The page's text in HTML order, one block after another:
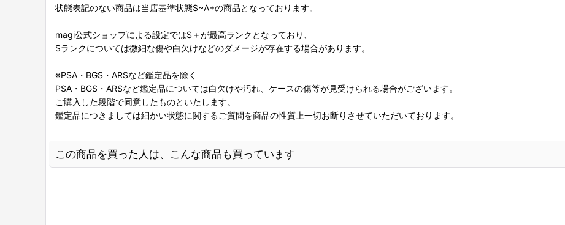
状態表記のない商品は当店基準状態S~A+の商品となっております。
magi公式ショップによる設定ではS＋が最高ランクとなっており、
Sランクについては微細な傷や白欠けなどのダメージが存在する場合があります。
※PSA・BGS・ARSなど鑑定品を除く
PSA・BGS・ARSなど鑑定品については白欠けや汚れ、ケースの傷等が見受けられる場合がございます。
ご購入した段階で同意したものといたします。
鑑定品につきましては細かい状態に関するご質問を商品の性質上一切お断りさせていただいております。
この商品を買った人は、こんな商品も買っています